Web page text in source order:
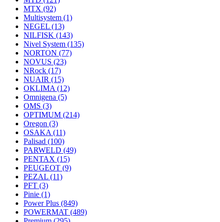
MTX (92)
Multisystem (1)
NEGEL (13)
NILFISK (143)
Nivel System (135)
NORTON (77)
NOVUS (23)
NRock (17)
NUAIR (15)
OKLIMA (12)
Omnigena (5)
OMS (3)
OPTIMUM (214)
Oregon (3)
OSAKA (11)
Palisad (100)
PARWELD (49)
PENTAX (15)
PEUGEOT (9)
PEZAL (11)
PFT (3)
Pinie (1)
Power Plus (849)
POWERMAT (489)